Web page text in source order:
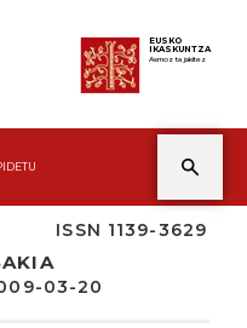
EUSKO
IKASKUNTZA
Asmoz ta jakitez
ISSN 1139-3629
03-20